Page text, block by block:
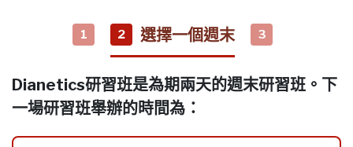
1 2 選擇一個週末 3
Dianetics研習班是為期兩天的週末研習班。下
一場研習班舉辦的時間為：